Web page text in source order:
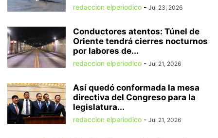
redaccion elperiodico - Jul 23, 2026
Conductores atentos: Túnel de
Oriente tendrá cierres nocturnos
por labores de...
redaccion elperiodico - Jul 21, 2026
Así quedó conformada la mesa
directiva del Congreso para la
legislatura...
redaccion elperiodico - Jul 21, 2026